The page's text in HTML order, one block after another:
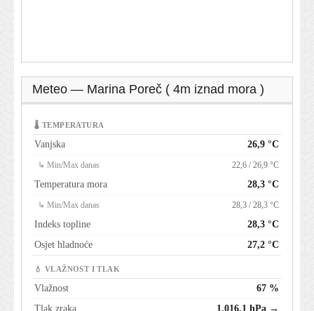
Meteo — Marina Poreč ( 4m iznad mora )
🌡 TEMPERATURA
Vanjska 26,9 °C
↳ Min/Max danas 22,6 / 26,9 °C
Temperatura mora 28,3 °C
↳ Min/Max danas 28,3 / 28,3 °C
Indeks topline
28,3 °C
Osjet hladnoće
27,2 °C
💧 VLAŽNOST I TLAK
Vlažnost
67 %
Tlak zraka
1.016,1 hPa →